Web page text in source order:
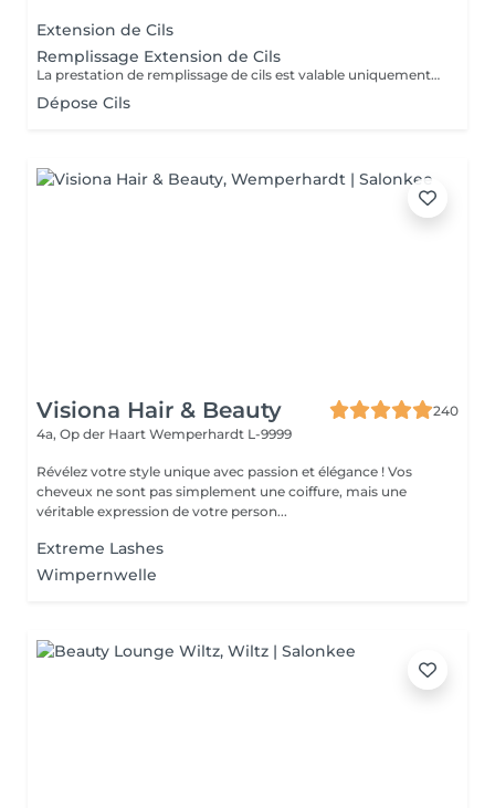
Extension de Cils
Remplissage Extension de Cils
La prestation de remplissage de cils est valable uniquement pour les clients ayant réalisé leur première pose chez LuxStudio. Si vous avez fait votre première pose dans un autre salon, vous devrez réserver une pose complète de cils afin de bénéficier de notre garantie, même pour les cils que vous avez déjà.
Dépose Cils
Visiona Hair & Beauty
240
4a, Op der Haart Wemperhardt L-9999
Révélez votre style unique avec passion et élégance ! Vos
cheveux ne sont pas simplement une coiffure, mais une
véritable expression de votre person...
Extreme Lashes
Wimpernwelle